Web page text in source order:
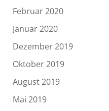
Februar 2020
Januar 2020
Dezember 2019
Oktober 2019
August 2019
Mai 2019